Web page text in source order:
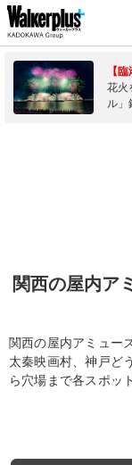
【
花火
ル」
関西の屋内ア
関西の屋内アミュー
太秦映画村、神戸ど
ら穴場まで各スポッ